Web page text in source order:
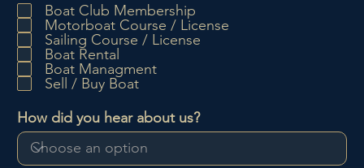
i
d
Boat Club Membership
Motorboat Course / License
Sailing Course / License
Boat Rental
Boat Managment
Sell / Buy Boat
How did you hear about us?